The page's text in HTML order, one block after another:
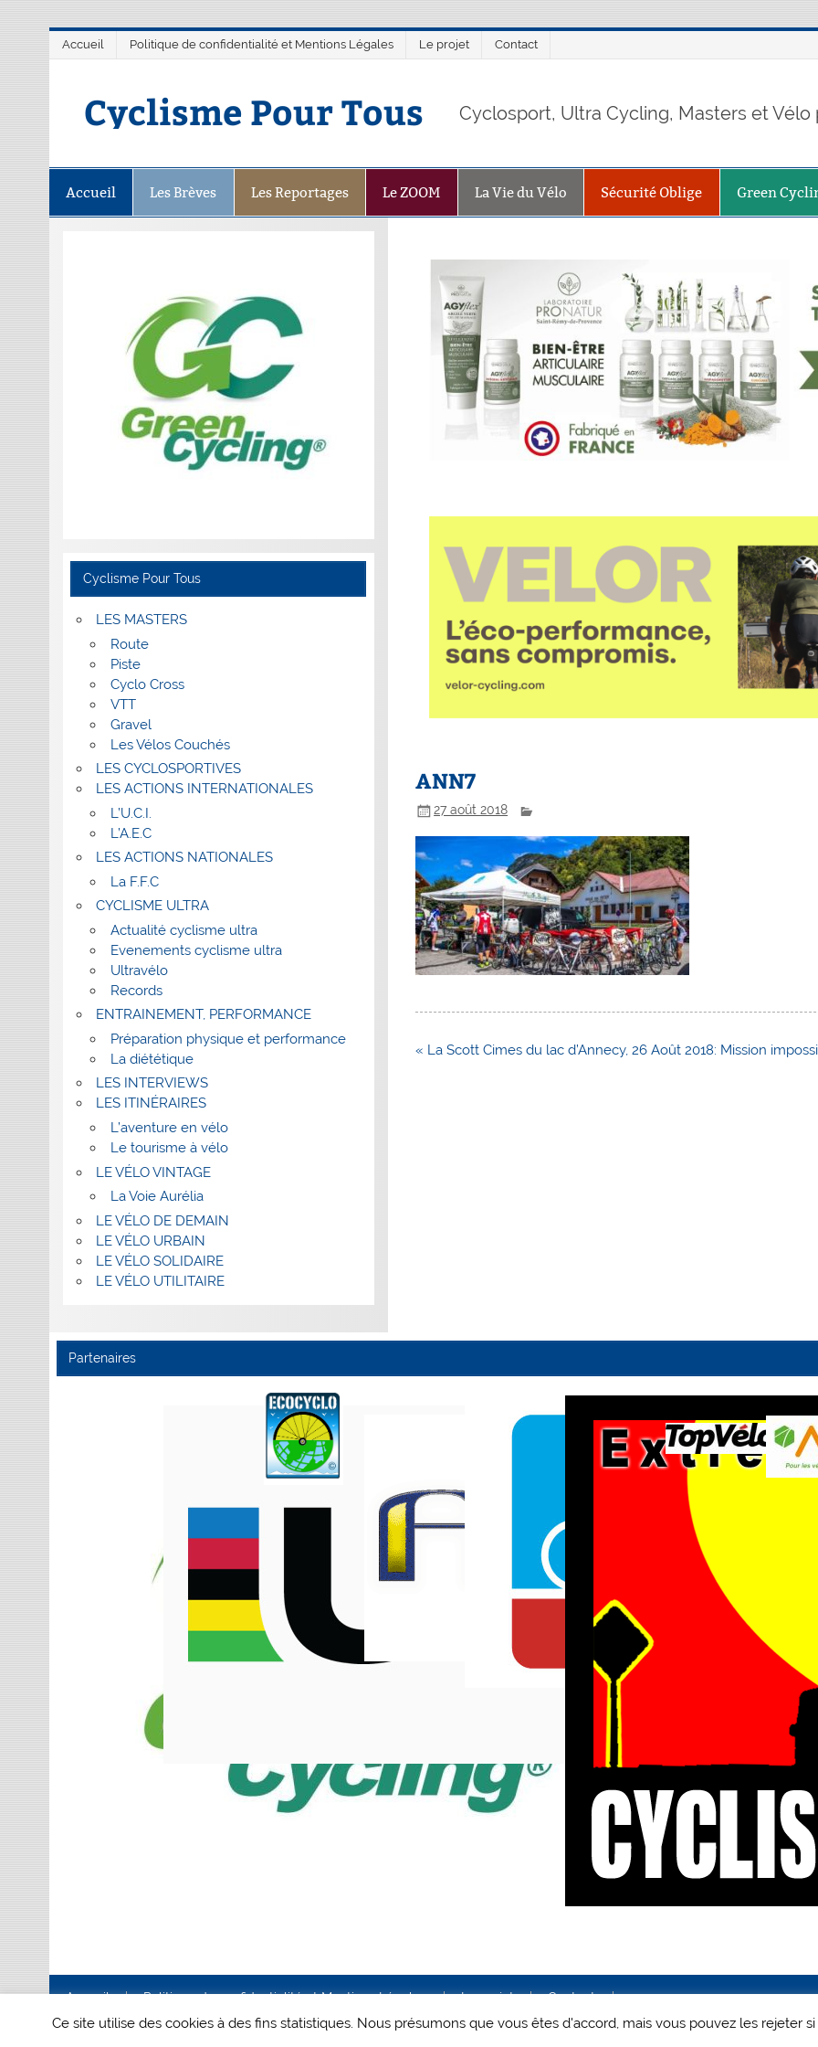
Accueil Politique de confidentialité et Mentions Légales Le projet Contact
Cyclisme Pour Tous Cyclosport, Ultra Cycling, Masters et
Accueil Les Brèves Les Reportages Le ZOOM La Vie du Vélo Sécurité Oblige Green
ANN7
27 août 2018
Navigation
« La Scott Cimes du lac d’Annecy, 26 Août 2018: Mission
Cyclisme Pour Tous
LES MASTERS
Route
Piste
Cyclo Cross
VTT
Gravel
Les Vélos Couchés
LES CYCLOSPORTIVES
LES ACTIONS INTERNATIONALES
L’U.C.I.
L’A.E.C
LES ACTIONS NATIONALES
La F.F.C
CYCLISME ULTRA
Actualité cyclisme ultra
Evenements cyclisme ultra
Ultravélo
Records
ENTRAINEMENT, PERFORMANCE
Préparation physique et performance
La diététique
LES INTERVIEWS
LES ITINÉRAIRES
L’aventure en vélo
Le tourisme à vélo
LE VÉLO VINTAGE
La Voie Aurélia
LE VÉLO DE DEMAIN
LE VÉLO URBAIN
LE VÉLO SOLIDAIRE
LE VÉLO UTILITAIRE
Partenaires
Accueil Politique de confidentialité et Mentions Légales Le projet Contact
Ce site utilise des cookies à des fins statistiques. Nous présumons que vous êtes d'accord, mais vous pouvez les rejeter